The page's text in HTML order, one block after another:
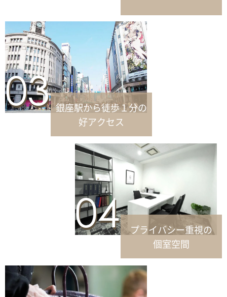
03 銀座駅から徒歩１分の
好アクセス
04
プライバシー重視の
個室空間